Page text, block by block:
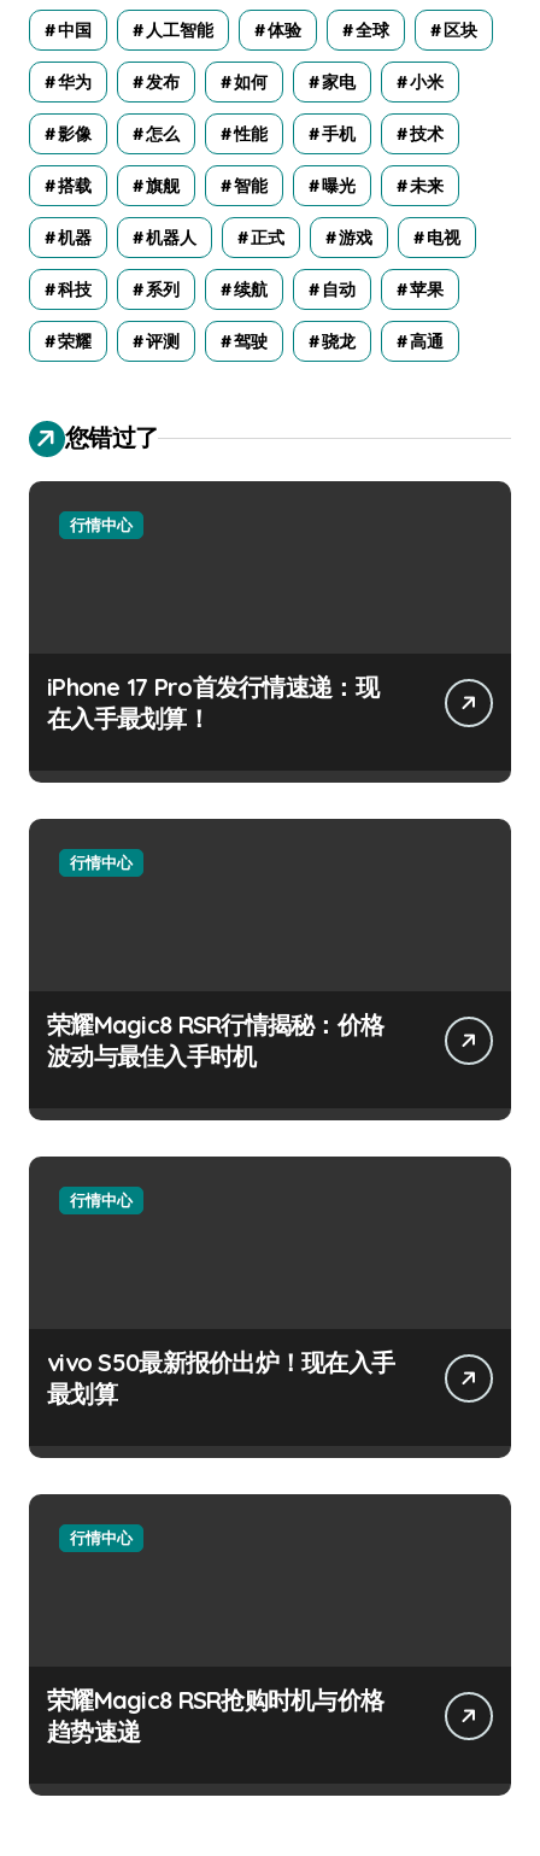
中国 人工智能 体验 全球 区块
华为 发布 如何 家电 小米
影像 怎么 性能 手机 技术
搭载 旗舰 智能 曝光 未来
机器 机器人 正式 游戏 电视
科技 系列 续航 自动 苹果
荣耀 评测 驾驶 骁龙 高通
您错过了
行情中心
iPhone 17 Pro首发行情速递：现
在入手最划算！
行情中心
荣耀Magic8 RSR行情揭秘：价格
波动与最佳入手时机
行情中心
vivo S50最新报价出炉！现在入手
最划算
行情中心
荣耀Magic8 RSR抢购时机与价格
趋势速递